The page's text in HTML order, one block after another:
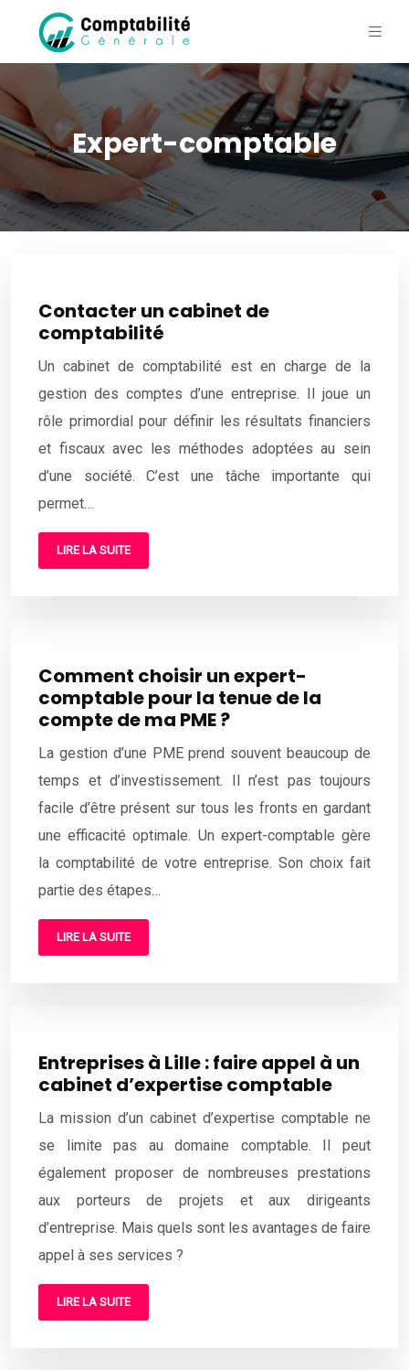
Expert-comptable
Contacter un cabinet de
comptabilité
Un cabinet de comptabilité est en charge de la
gestion des comptes d’une entreprise. Il joue un
rôle primordial pour définir les résultats financiers
et fiscaux avec les méthodes adoptées au sein
d’une société. C’est une tâche importante qui
permet…
LIRE LA SUITE
Comment choisir un expert-
comptable pour la tenue de la
compte de ma PME ?
La gestion d’une PME prend souvent beaucoup de
temps et d’investissement. Il n’est pas toujours
facile d’être présent sur tous les fronts en gardant
une efficacité optimale. Un expert-comptable gère
la comptabilité de votre entreprise. Son choix fait
partie des étapes…
LIRE LA SUITE
Entreprises à Lille : faire appel à un
cabinet d’expertise comptable
La mission d’un cabinet d’expertise comptable ne
se limite pas au domaine comptable. Il peut
également proposer de nombreuses prestations
aux porteurs de projets et aux dirigeants
d’entreprise. Mais quels sont les avantages de faire
appel à ses services ?
LIRE LA SUITE